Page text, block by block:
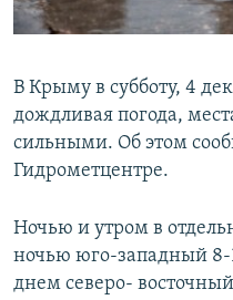
ПОБЕДИТЕЛЕЙ НЕ СУДЯТ?
ELIFBE
УКРАИНСКАЯ ПРОБЛЕМА
ПРИСОЕДИНЯЙТЕСЬ!
Все сайты RFE/RL
В Крыму в субботу, 4
дождливая погода,
сильными. Об этом
Гидрометцентре.
Ночью и утром в
ночью юго-западный 8-
днем северо-